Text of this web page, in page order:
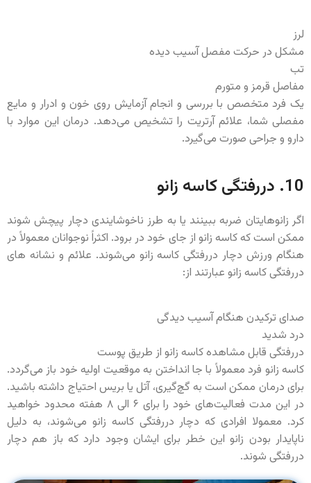
لرز
مشکل در حرکت مفصل آسیب دیده
تب
مفاصل قرمز و متورم
یک فرد متخصص با بررسی و انجام آزمایش روی خون و ادرار و مایع
مفصلی شما، علائم آرتریت را تشخیص می‌دهد. درمان این موارد با
دارو و جراحی صورت می‌گیرد.
10. دررفتگی کاسه زانو
اگر زانوهایتان ضربه ببینند یا به طرز ناخوشایندی دچار پیچش شوند
ممکن است که کاسه زانو از جای خود در برود. اکثراً نوجوانان معمولاً در
هنگام ورزش دچار دررفتگی کاسه زانو می‌شوند. علائم و نشانه های
دررفتگی کاسه زانو عبارتند از:
صدای ترکیدن هنگام آسیب دیدگی
درد شدید
دررفتگی قابل مشاهده کاسه زانو از طریق پوست
کاسه زانو فرد معمولاً با جا انداختن به موقعیت اولیه خود باز می‌گردد.
برای درمان ممکن است به گچ‌گیری، آتل یا بریس احتیاج داشته باشید.
در این مدت فعالیت‌های خود را برای ۶ الی ۸ هفته محدود خواهید
کرد. معمولا افرادی که دچار دررفتگی کاسه زانو می‌شوند، به دلیل
ناپایدار بودن زانو این خطر برای ایشان وجود دارد که باز هم دچار
دررفتگی شوند.